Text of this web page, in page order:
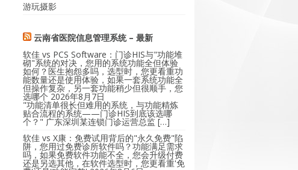
游玩摄影
云南省医院信息管理系统 – 最新
软佳 vs PCS Software：门诊HIS与"功能堆
砌"系统的对决，您用的系统功能全但体验
如何？医生抱怨多吗，选型时，您更看重功
能数量还是使用体验，如果一套系统功能全
但操作复杂，另一套功能稍少但很顺手，您
选哪个 2026年8月7日
"功能清单很长但难用的系统，与功能精炼
贴合流程的系统——门诊HIS到底该选哪
个？" 广东深圳某连锁门诊运营总监 […]
软佳 vs X康：免费试用背后的"永久免费"陷
阱，您用过免费诊所软件吗？功能满足需求
吗，如果免费软件功能不全，您会升级付费
还是另选其他，在软件选型时，您更看重'免